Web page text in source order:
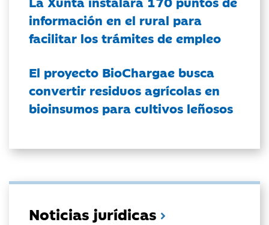
información en el rural para
facilitar los trámites de empleo
El proyecto BioChargae busca
convertir residuos agrícolas en
bioinsumos para cultivos leñosos
Noticias jurídicas